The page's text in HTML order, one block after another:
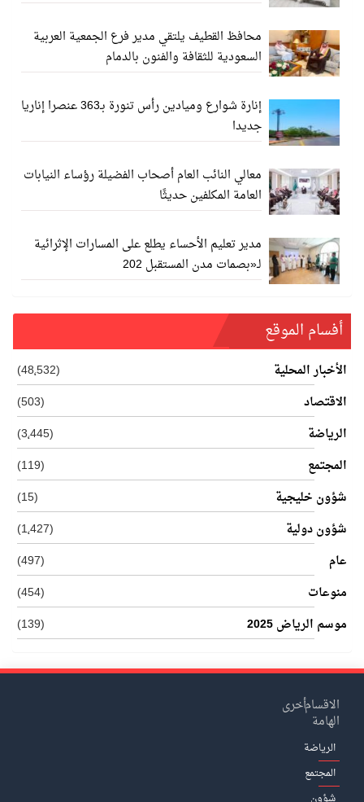
محافظ القطيف يلتقي مدير فرع الجمعية العربية
السعودية للثقافة والفنون بالدمام
إنارة شوارع وميادين رأس تنورة بـ363 عنصرا إناريا
جديدا
معالي النائب العام أصحاب الفضيلة رؤساء النيابات
العامة المكلفين حديثًا
مدير تعليم الأحساء يطلع على المسارات الإثرائية
لـ«بصمات مدن المستقبل 202
أفسام الموقع
الأخبار المحلية
(48٬532)
الاقتصاد
(503)
الرياضة
(3٬445)
المجتمع
(119)
شؤون خليجية
(15)
شؤون دولية
(1٬427)
عام
(497)
منوعات
(454)
موسم الرياض 2025
(139)
الاقسام
الهامة
الرياضة
المجتمع
أخرى